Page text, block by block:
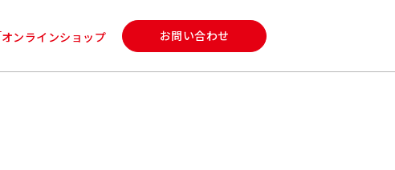
オンラインショップ お問い合わせ